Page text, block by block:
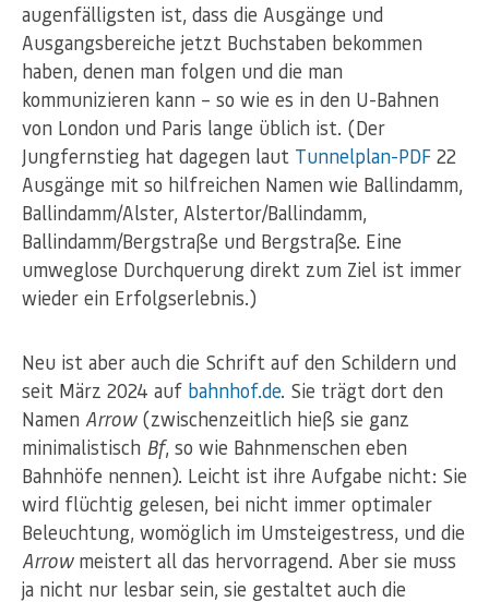
augenfälligsten ist, dass die Ausgänge und
Ausgangsbereiche jetzt Buchstaben bekommen
haben, denen man folgen und die man
kommunizieren kann – so wie es in den U-Bahnen
von London und Paris lange üblich ist. (Der
Jungfernstieg hat dagegen laut Tunnelplan-PDF 22
Ausgänge mit so hilfreichen Namen wie Ballindamm,
Ballindamm/Alster, Alstertor/Ballindamm,
Ballindamm/Bergstraße und Bergstraße. Eine
umweglose Durchquerung direkt zum Ziel ist immer
wieder ein Erfolgserlebnis.)
Neu ist aber auch die Schrift auf den Schildern und
seit März 2024 auf bahnhof.de. Sie trägt dort den
Namen Arrow(zwischenzeitlich hieß sie ganz
minimalistisch Bf, so wie Bahnmenschen eben
Bahnhöfe nennen). Leicht ist ihre Aufgabe nicht: Sie
wird flüchtig gelesen, bei nicht immer optimaler
Beleuchtung, womöglich im Umsteigestress, und die
Arrowmeistert all das hervorragend. Aber sie muss
ja nicht nur lesbar sein, sie gestaltet auch die